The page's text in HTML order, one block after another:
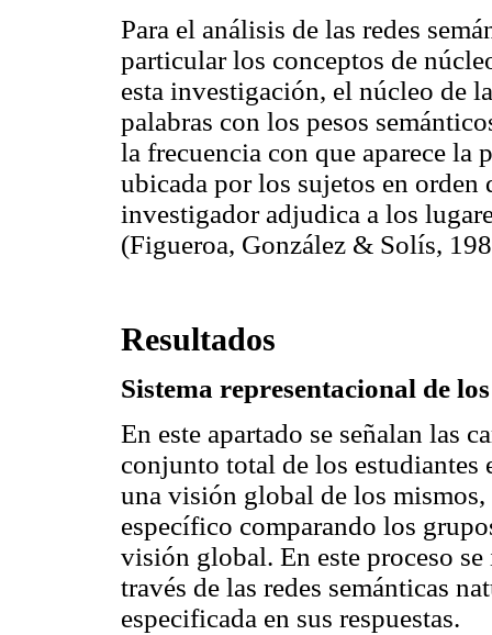
Para el análisis de las redes
particular los conceptos de
esta investigación, el núcleo de
palabras con los pesos
la frecuencia con que aparece la
ubicada por los sujetos en
investigador adjudica a los
(Figueroa, González & Solís,
Resultados
Sistema representacional de
En este apartado se señalan las
conjunto total de los estudiantes
una visión global de los
específico comparando los
visión global. En este proceso
través de las redes semánticas
especificada en sus respuestas.